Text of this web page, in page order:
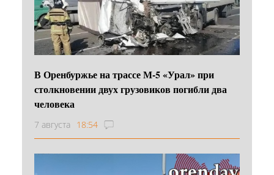
В Оренбуржье на трассе М-5 «Урал» при
столкновении двух грузовиков погибли два
человека
7 августа 18:54